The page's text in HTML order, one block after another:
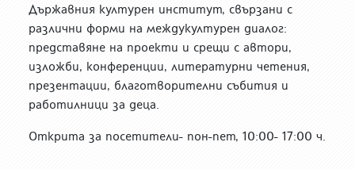
Държавния културен институт, свързани с
различни форми на междукултурен диалог:
представяне на проекти и срещи с автори,
изложби, конференции, литературни четения,
презентации, благотворителни събития и
работилници за деца.
Открита за посетители- пон-пет, 10:00- 17:00 ч.